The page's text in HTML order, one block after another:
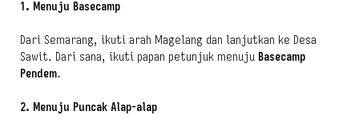
1. Menuju Basecamp
Dari Semarang, ikuti arah Magelang dan lanjutkan ke Desa
Sawit. Dari sana, ikuti papan petunjuk menuju Basecamp
Pendem.
2. Menuju Puncak Alap-alap